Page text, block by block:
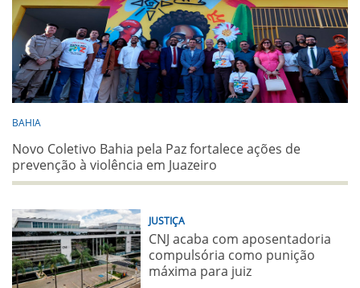
BAHIA
Novo Coletivo Bahia pela Paz fortalece ações de
prevenção à violência em Juazeiro
JUSTIÇA
CNJ acaba com aposentadoria
compulsória como punição
máxima para juiz